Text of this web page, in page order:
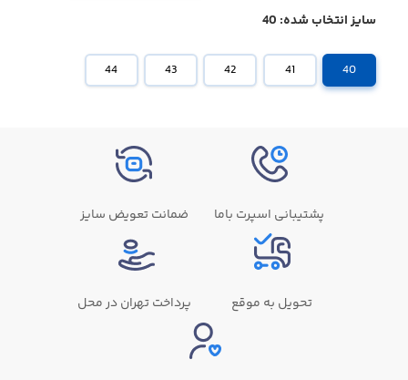
سایز انتخاب شده: 40
40
41
42
43
44
پشتیبانی اسپرت باما ضمانت تعویض سایز
تحویل به موقع پرداخت تهران در محل